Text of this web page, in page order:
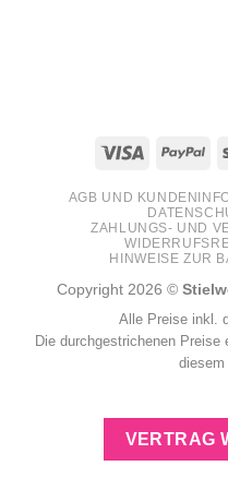
Visa
AGB UND
ZAHLUNGS- UND
HINWEISE ZUR
Copyright 2026 ©
Alle Preise inkl.
Die durchgestrichenen
diesem
VERTRAG